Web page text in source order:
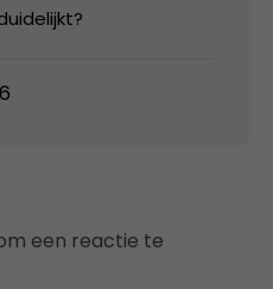
een reactie te